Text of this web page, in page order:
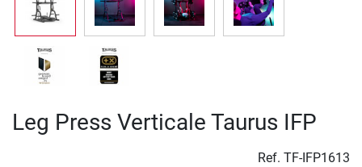
Leg Press Verticale Taurus IFP
Ref. TF-IFP1613